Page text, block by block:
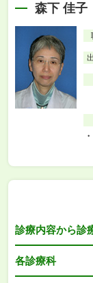
森下 佳子
診療内容から診
各診療科